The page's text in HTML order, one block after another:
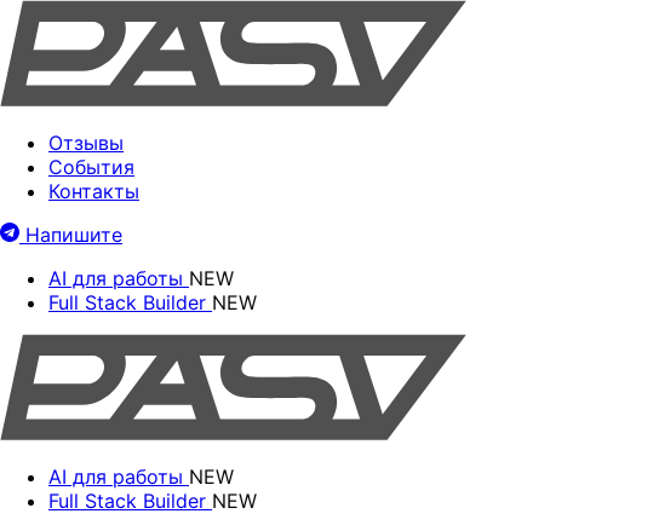
Отзывы
События
Контакты
Напишите
AI для работы NEW
Full Stack Builder NEW
AI для работы NEW
Full Stack Builder NEW